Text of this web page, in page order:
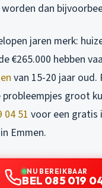
dan
jaren merk:
€265.000 hebben
van 15-20 jaar oud.
groot
04 51 voor een gratis
Emmen.
NU BEREIKBAAR
BEL 085 019